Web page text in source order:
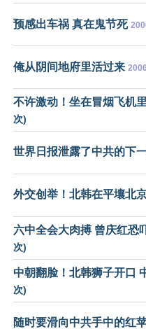
预感出车祸 真在鬼节死
俺从阴间地府里活过来
不许激动！坐在冒烟飞机
次)
世界日报泄露了中共的下
外交创举！北韩在平壤北
六中全会大肉搏 曾庆红恐
次)
中朝翻脸！北韩狮子开口
次)
随时要滑向中共手中的红